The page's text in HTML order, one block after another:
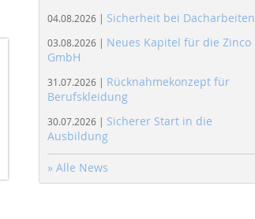
wirbauen.digital
04.08.2026 | Sicherheit bei Dacharbeiten
03.08.2026 | Neues Kapitel für die Zinco
GmbH
31.07.2026 | Rücknahmekonzept für
Berufskleidung
30.07.2026 | Sicherer Start in die
Ausbildung
» Alle News